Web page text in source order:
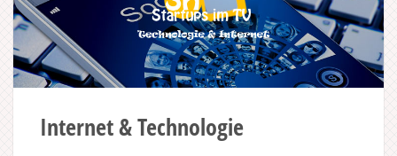
Internet & Technologie